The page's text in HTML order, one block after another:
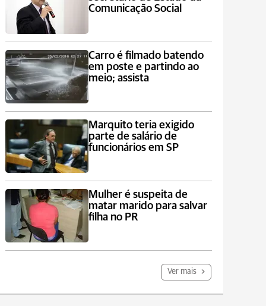
Comunicação Social
Carro é filmado batendo
em poste e partindo ao
meio; assista
Marquito teria exigido
parte de salário de
funcionários em SP
Mulher é suspeita de
matar marido para salvar
filha no PR
Ver mais